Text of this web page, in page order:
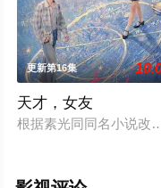
更新第16集
天才，女友
根据素光同同名小说改